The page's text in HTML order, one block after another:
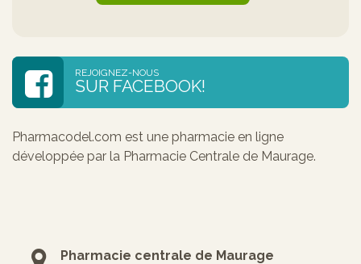
REJOIGNEZ-NOUS
SUR FACEBOOK!
Pharmacodel.com est une pharmacie en ligne
développée par la Pharmacie Centrale de Maurage.
Pharmacie centrale de Maurage